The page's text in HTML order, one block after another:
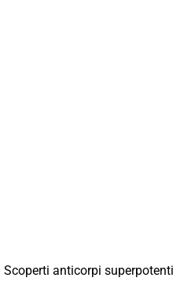
anticorpi superpotenti